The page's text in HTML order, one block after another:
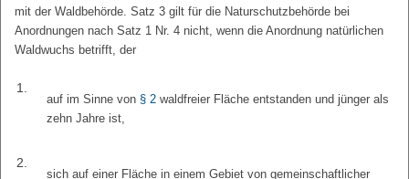
mit der Waldbehörde. Satz 3 gilt für die Naturschutzbehörde bei
Anordnungen nach Satz 1 Nr. 4 nicht, wenn die Anordnung natürlichen
Waldwuchs betrifft, der
1.
auf im Sinne von § 2 waldfreier Fläche entstanden und jünger als
zehn Jahre ist,
2.
sich auf einer Fläche in einem Gebiet von gemeinschaftlicher